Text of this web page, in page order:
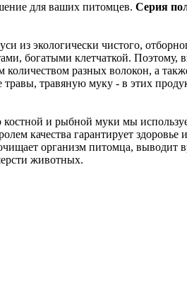
для ваших питомцев. Серия
из экологически чистого,
богатыми клетчаткой. Поэтому,
разных волокон, а
травяную муку - в этих
костной и рыбной муки мы
качества гарантирует
организм питомца,
животных.